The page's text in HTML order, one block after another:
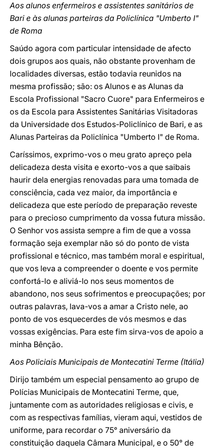
Aos alunos enfermeiros e assistentes sanitários de
Bari e às alunas parteiras da Policlínica "Umberto I"
de Roma
Saúdo agora com particular intensidade de afecto
dois grupos aos quais, não obstante provenham de
localidades diversas, estão todavia reunidos na
mesma profissão; são: os Alunos e as Alunas da
Escola Profissional "Sacro Cuore" para Enfermeiros e
os da Escola para Assistentes Sanitárias Visitadoras
da Universidade dos Estudos-Policlínico de Bari, e as
Alunas Parteiras da Policlínica "Umberto I" de Roma.
Caríssimos, exprimo-vos o meu grato apreço pela
delicadeza desta visita e exorto-vos a que saibais
haurir dela energias renovadas para uma tomada de
consciência, cada vez maior, da importância e
delicadeza que este período de preparação reveste
para o precioso cumprimento da vossa futura missão.
O Senhor vos assista sempre a fim de que a vossa
formação seja exemplar não só do ponto de vista
profissional e técnico, mas também moral e espiritual,
que vos leva a compreender o doente e vos permite
confortá-lo e aliviá-lo nos seus momentos de
abandono, nos seus sofrimentos e preocupações; por
outras palavras, lava-vos a amar a Cristo nele, ao
ponto de vos esquecerdes de vós mesmos e das
vossas exigências. Para este fim sirva-vos de apoio a
minha Bênção.
Aos Policiais Municipais de Montecatini Terme (Itália)
Dirijo também um especial pensamento ao grupo de
Polícias Municipais de Montecatini Terme, que,
juntamente com as autoridades religiosas e civis, e
com as respectivas famílias, vieram aqui, vestidos de
uniforme, para recordar o 75° aniversário da
constituição daquela Câmara Municipal, e o 50° de